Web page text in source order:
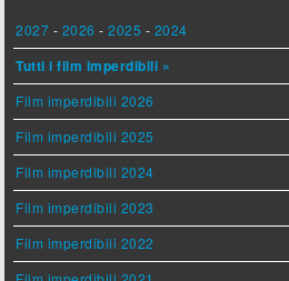
2027 - 2026 -2025 - 2024
Tutti i film imperdibili »
Film imperdibili 2026
Film imperdibili 2025
Film imperdibili 2024
Film imperdibili 2023
Film imperdibili 2022